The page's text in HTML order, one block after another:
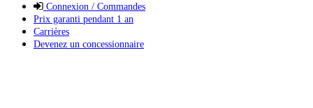
Connexion / Commandes
Prix garanti pendant 1 an
Carrières
Devenez un concessionnaire